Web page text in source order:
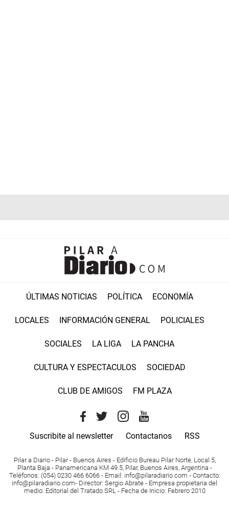
ÚLTIMAS NOTICIAS POLÍTICA ECONOMÍA
LOCALES INFORMACIÓN GENERAL POLICIALES
SOCIALES LA LIGA LA PANCHA
CULTURA Y ESPECTACULOS SOCIEDAD
CLUB DE AMIGOS FM PLAZA
Suscribite al newsletter Contactanos RSS
Pilar a Diario - Pilar - Buenos Aires - Edificio Bureau Pilar Norte, Local 5,
Planta Baja - Panamericana KM 49.5, Pilar, Buenos Aires, Argentina -
Teléfonos: (054) 0230 466 6066 - Email : info@pilaradiario.com - Contacto:
info@pilaradiario.com- Director: Sergio Abrate - Empresa propietaria del
medio: Editorial del Tratado SRL - Fecha de Inicio: Febrero 2010